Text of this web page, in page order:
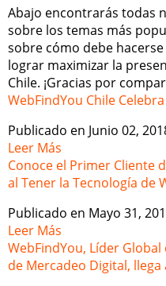
Abajo encontrarás todas
sobre los temas más
sobre cómo debe
lograr maximizar la
Chile. ¡Gracias por
WebFindYou Chile
Publicado en Junio 02,
Leer Más
Conoce el Primer Cliente
al Tener la Tecnología de
Publicado en Mayo 31,
Leer Más
WebFindYou, Líder
de Mercadeo Digital, llega